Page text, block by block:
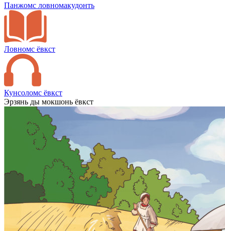
Панжомс ловномакудонть
Ловномс ёвкст
Кунсоломс ёвкст
Эрзянь ды мокшонь ёвкст